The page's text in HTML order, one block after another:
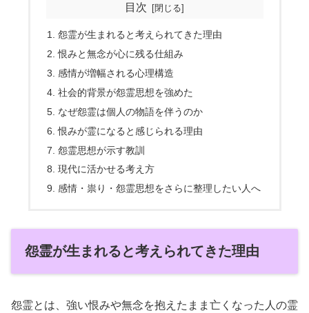
目次
怨霊が生まれると考えられてきた理由
恨みと無念が心に残る仕組み
感情が増幅される心理構造
社会的背景が怨霊思想を強めた
なぜ怨霊は個人の物語を伴うのか
恨みが霊になると感じられる理由
怨霊思想が示す教訓
現代に活かせる考え方
感情・祟り・怨霊思想をさらに整理したい人へ
怨霊が生まれると考えられてきた理由
怨霊とは、強い恨みや無念を抱えたまま亡くなった人の霊